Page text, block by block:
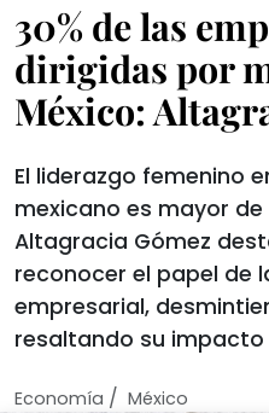
30% de las
dirigidas por
México:
El liderazgo femenino
mexicano es mayor de
Altagracia Gómez
reconocer el papel de
empresarial,
resaltando su
Economí­a / México